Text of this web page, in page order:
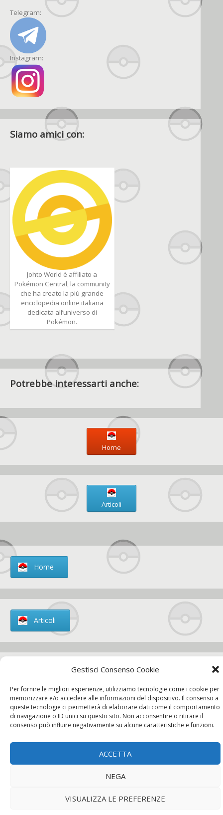
Gestisci Consenso Cookie
Per fornire le migliori esperienze, utilizziamo tecnologie come i cookie per
memorizzare e/o accedere alle informazioni del dispositivo. Il consenso a
queste tecnologie ci permetterà di elaborare dati come il comportamento
di navigazione o ID unici su questo sito. Non acconsentire o ritirare il
consenso può influire negativamente su alcune caratteristiche e funzioni.
ACCETTA
NEGA
VISUALIZZA LE PREFERENZE
Telegram:
Instagram:
Siamo amici con:
Johto World è affiliato a
Pokémon Central, la community
che ha creato la più grande
enciclopedia online italiana
dedicata all’universo di
Pokémon.
Potrebbe interessarti anche:
Home
Articoli
Home
Articoli
Chi siamo
Contatti